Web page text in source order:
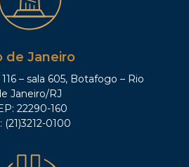
de Janeiro
– sala 605, Botafogo – Rio
Janeiro/RJ
22290-160
(21)3212-0100